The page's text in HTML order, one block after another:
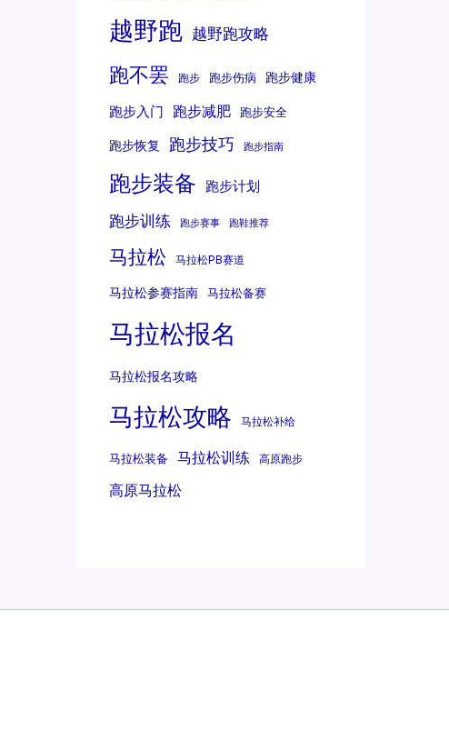
越野跑 越野跑攻略
跑不罢 跑步 跑步伤病 跑步健康
跑步入门 跑步减肥 跑步安全
跑步恢复 跑步技巧 跑步指南
跑步装备 跑步计划
跑步训练 跑步赛事 跑鞋推荐
马拉松 马拉松PB赛道
马拉松参赛指南 马拉松备赛
马拉松报名
马拉松报名攻略
马拉松攻略 马拉松补给
马拉松装备 马拉松训练 高原跑步
高原马拉松